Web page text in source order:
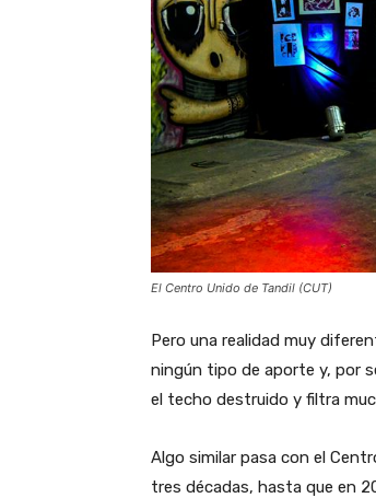
El Centro Unido de Tandil (CUT)
Pero una realidad muy
ningún tipo de aporte y, por
el techo destruido y filtra
Algo similar pasa con el
tres décadas, hasta que en